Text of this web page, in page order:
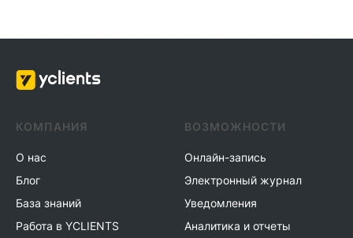
КОМПАНИЯ
О нас
Блог
База знаний
Работа в YCLIENTS
ВОЗМОЖНОСТИ
Онлайн-запись
Электронный журнал
Уведомления
Аналитика и отчеты